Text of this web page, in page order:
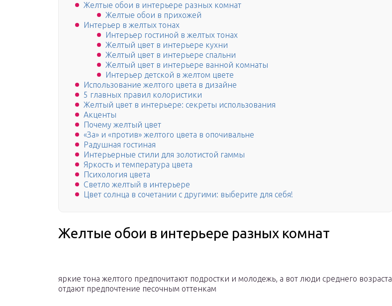
Желтые обои в интерьере разных комнат
Желтые обои в прихожей
Интерьер в желтых тонах
Интерьер гостиной в желтых тонах
Желтый цвет в интерьере кухни
Желтый цвет в интерьере спальни
Желтый цвет в интерьере ванной комнаты
Интерьер детской в желтом цвете
Использование желтого цвета в дизайне
5 главных правил колористики
Желтый цвет в интерьере: секреты использования
Акценты
Почему желтый цвет
«За» и «против» желтого цвета в опочивальне
Радушная гостиная
Интерьерные стили для золотистой гаммы
Яркость и температура цвета
Психология цвета
Светло желтый в интерьере
Цвет солнца в сочетании с другими: выберите для себя!
Желтые обои в интерьере разных комнат
яркие тона желтого предпочитают подростки и молодежь, а вот люди среднего возраста
отдают предпочтение песочным оттенкам